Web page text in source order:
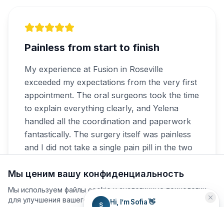
Мы ценим вашу конфиденциальность
Мы используем файлы cookie и аналогичные технологии
для улучшения вашего опыта, анализа использования
Painless from start to finish
My experience at Fusion in Roseville
exceeded my expectations from the very first
appointment. The oral surgeons took the time
to explain everything clearly, and Yelena
handled all the coordination and paperwork
fantastically. The surgery itself was painless
and I did not take a single pain pill in the two
TC Tim Costantino
S Hi, I’m Sofia 👋